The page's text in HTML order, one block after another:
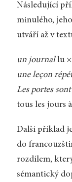
Následující
minulého,
utváří až v
un journallu ×
une leçon
Les portes sont
tous les jours
Další příklad
do
rozdílem,
sémantický